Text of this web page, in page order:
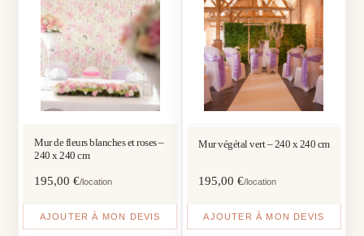
Mur de fleurs blanches et roses –
240 x 240 cm
195,00€/location
AJOUTER À MON DEVIS
Mur végétal vert – 240 x 240 cm
195,00 €/location
AJOUTER À MON DEVIS